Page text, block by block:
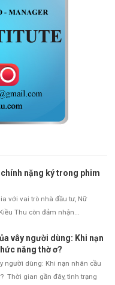
nặng ký trong phim
với vai trò nhà đầu tư, Nữ
Thu còn đảm nhận...
vây người dùng: Khi nạn
năng thờ ơ?
người dùng: Khi nạn nhân cầu
Thời gian gần đây, tình trạng